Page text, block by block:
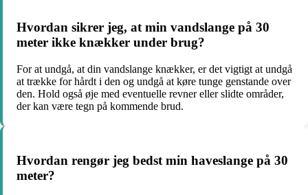
Hvordan sikrer jeg, at min vandslange på 30
meter ikke knækker under brug?
For at undgå, at din vandslange knækker, er det vigtigt at undgå
at trække for hårdt i den og undgå at køre tunge genstande over
den. Hold også øje med eventuelle revner eller slidte områder,
der kan være tegn på kommende brud.
Hvordan rengør jeg bedst min haveslange på 30
meter?